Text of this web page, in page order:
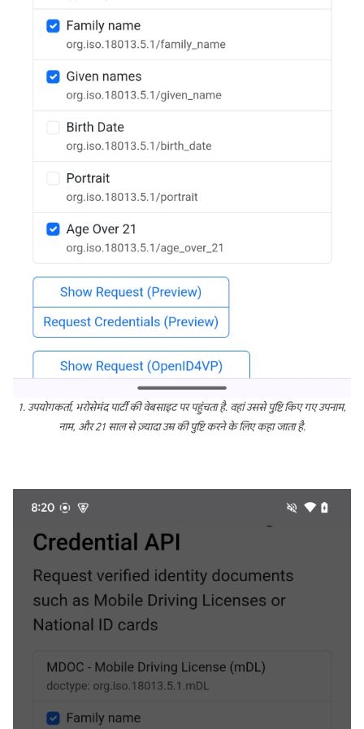
1. उपयोगकर्ता, भरोसेमंद पार्टी की वेबसाइट पर पहुंचता है. वहां उससे पुष्टि किए गए उपनाम,
नाम, और 21 साल से ज़्यादा उम्र की पुष्टि करने के लिए कहा जाता है.